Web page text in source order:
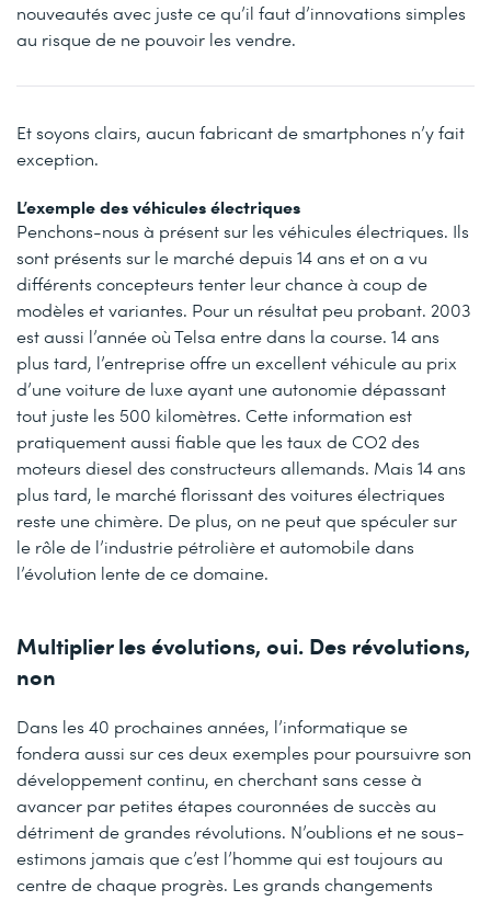
nouveautés avec juste ce qu’il faut d’innovations simples
au risque de ne pouvoir les vendre.
Et soyons clairs, aucun fabricant de smartphones n’y fait
exception.
L’exemple des véhicules électriques
Penchons-nous à présent sur les véhicules électriques. Ils
sont présents sur le marché depuis 14 ans et on a vu
différents concepteurs tenter leur chance à coup de
modèles et variantes. Pour un résultat peu probant. 2003
est aussi l’année où Telsa entre dans la course. 14 ans
plus tard, l’entreprise offre un excellent véhicule au prix
d’une voiture de luxe ayant une autonomie dépassant
tout juste les 500 kilomètres. Cette information est
pratiquement aussi fiable que les taux de CO2 des
moteurs diesel des constructeurs allemands. Mais 14 ans
plus tard, le marché florissant des voitures électriques
reste une chimère. De plus, on ne peut que spéculer sur
le rôle de l’industrie pétrolière et automobile dans
l’évolution lente de ce domaine.
Multiplier les évolutions, oui. Des révolutions,
non
Dans les 40 prochaines années, l’informatique se
fondera aussi sur ces deux exemples pour poursuivre son
développement continu, en cherchant sans cesse à
avancer par petites étapes couronnées de succès au
détriment de grandes révolutions. N’oublions et ne sous-
estimons jamais que c’est l’homme qui est toujours au
centre de chaque progrès. Les grands changements